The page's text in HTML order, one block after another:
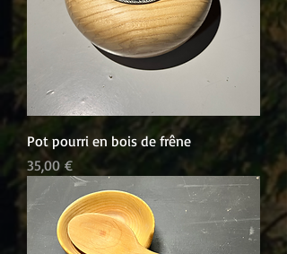
Pot pourri en bois de frêne
Prix
35,00 €